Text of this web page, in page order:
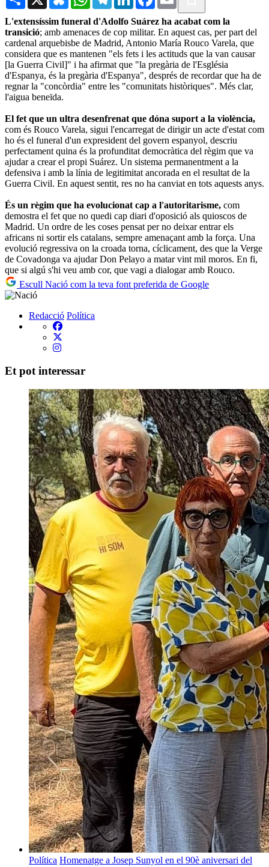
L'extensíssim funeral d'Adolfo Suárez ha acabat com la
transició; amb amenaces de cop militar. En aquest cas, per part del
cardenal arquebisbe de Madrid, Antonio María Rouco Varela, que
considera que es mantenen "els fets i les actituds que la van causar
[la Guerra Civil]" i ha afirmat que "la pregària de l'Església
d'Espanya, és la pregària d'Espanya", després de recordar que ha de
regnar la "concòrdia" entre les "comunitats històriques". Més clar,
l'aigua beneïda.
El fet que un ultra desenfrenat que dóna suport a la violència,
com és Rouco Varela, sigui l'encarregat de dirigir un acte d'estat com
ho és el funeral d'un expresident del govern espanyol, descriu
perfectament quina és la profunditat democràtica del règim que va
ajudar a crear el propi Suárez. Un sistema permanentment a la
defensiva i amb la línia de legitimitat ancorada en el resultat de la
Guerra Civil. En aquest sentit, res no ha canviat en tots aquests anys.
És un règim que ha evolucionat cap a l'autoritarisme, com
demostra el fet que no quedi cap diari d'oposició als quioscos de
Madrid. Un ordre de les coses pensat per no deixar entrar els
africans ni sortir els catalans, sempre amenaçant amb la força. Una
evolució regressiva on la croada torna, cíclicament, des que la Verge
de Covadonga va ajudar Don Pelayo a matar vint mil moros. En fi,
que si algú s'hi veu amb cor, que vagi a dialogar amb Rouco.
Escull Nació com la teva font preferida de Google
Redacció Política
Et pot interessar
Política Homenatge a Josep Sunyol en el 90è aniversari del